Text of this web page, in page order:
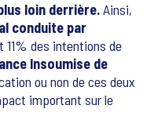
loin derrière.Ainsi,
conduite par
11% des intentions de
Insoumise de
ou non de ces deux
important sur le